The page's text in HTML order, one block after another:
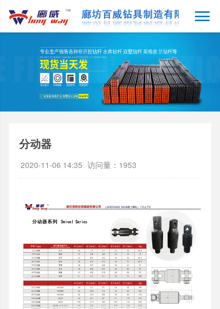
分动器
2020-11-06 14:35 访问量：1953